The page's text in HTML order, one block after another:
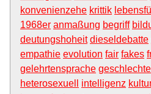
konvenienzehe krittik
1968er anmaßung begriff
deutungshoheit dieseldebatte
empathie evolution fair fakes
gelehrtensprache
heterosexuell
intelligenz